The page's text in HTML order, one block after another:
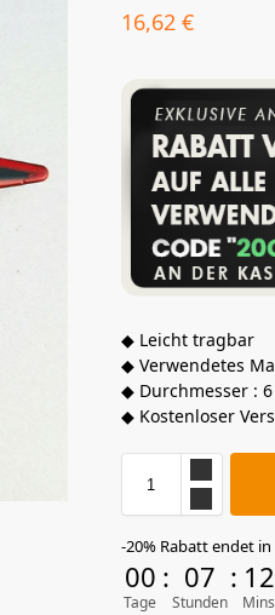
16,62 €
◆ Leicht tragbar
◆ Verwendetes
◆ Durchmesser :
◆ Kostenloser
-20% Rabatt endet in
00
Tage
: 07
Stunden
: 12
Mins